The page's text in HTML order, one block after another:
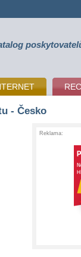
- Česko
Reklama: